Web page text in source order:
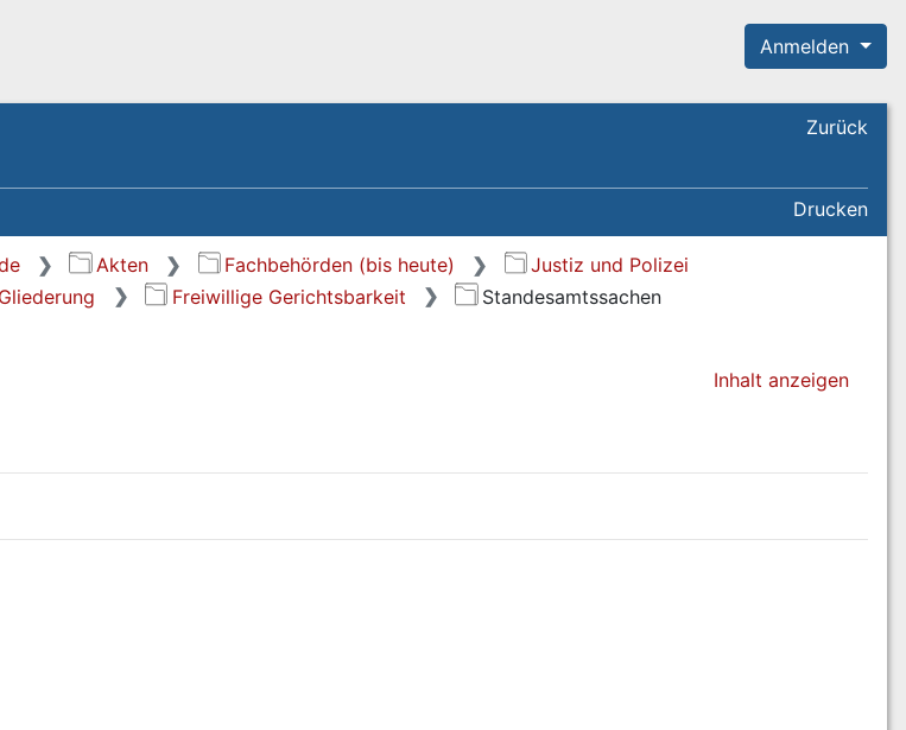
Anmelden
Zurück
Drucken
Akten Fachbehörden (bis heute)
Justiz und Polizei
Gliederung Freiwillige Gerichtsbarkeit Standesamtssachen
Inhalt anzeigen